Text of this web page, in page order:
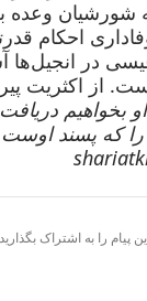
وعده
احکام
در انجیل‌ها
از اکثریت
بخواهیم
را که پسند
پیام را به اشتراک